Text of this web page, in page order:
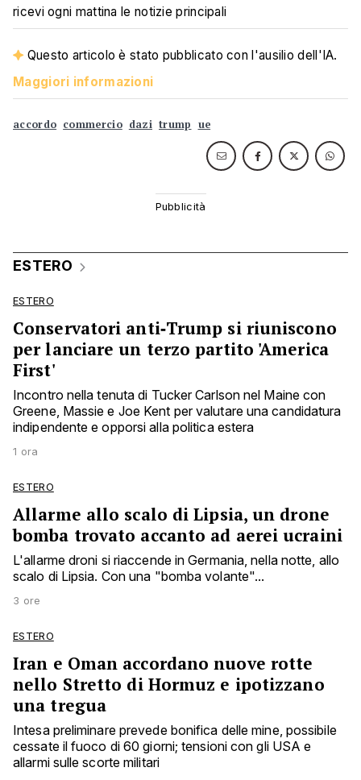
ricevi ogni mattina le notizie principali
Questo articolo è stato pubblicato con l'ausilio dell'IA.
Maggiori informazioni
accordo commercio dazi trump ue
ESTERO
ESTERO
Conservatori anti‑Trump si riuniscono
per lanciare un terzo partito 'America
First'
Incontro nella tenuta di Tucker Carlson nel Maine con
Greene, Massie e Joe Kent per valutare una candidatura
indipendente e opporsi alla politica estera
1 ora
ESTERO
Allarme allo scalo di Lipsia, un drone
bomba trovato accanto ad aerei ucraini
L'allarme droni si riaccende in Germania, nella notte, allo
scalo di Lipsia. Con una "bomba volante"...
3 ore
ESTERO
Iran e Oman accordano nuove rotte
nello Stretto di Hormuz e ipotizzano
una tregua
Intesa preliminare prevede bonifica delle mine, possibile
cessate il fuoco di 60 giorni; tensioni con gli USA e
allarmi sulle scorte militari